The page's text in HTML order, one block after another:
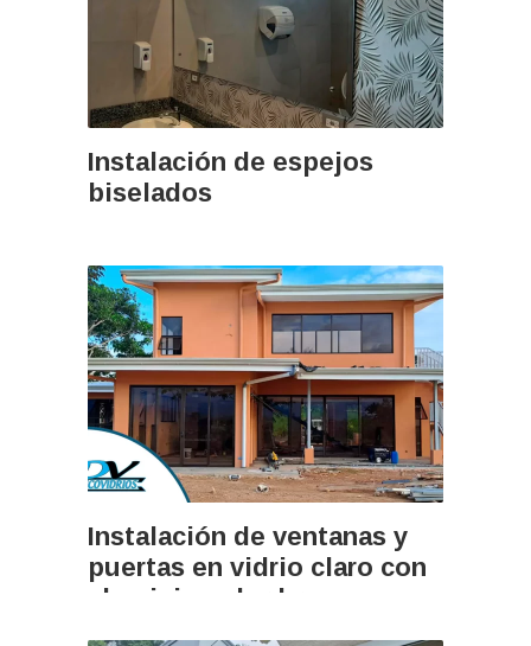
Instalación de espejos
biselados
Instalación de ventanas y
puertas en vidrio claro con
aluminio color bronce